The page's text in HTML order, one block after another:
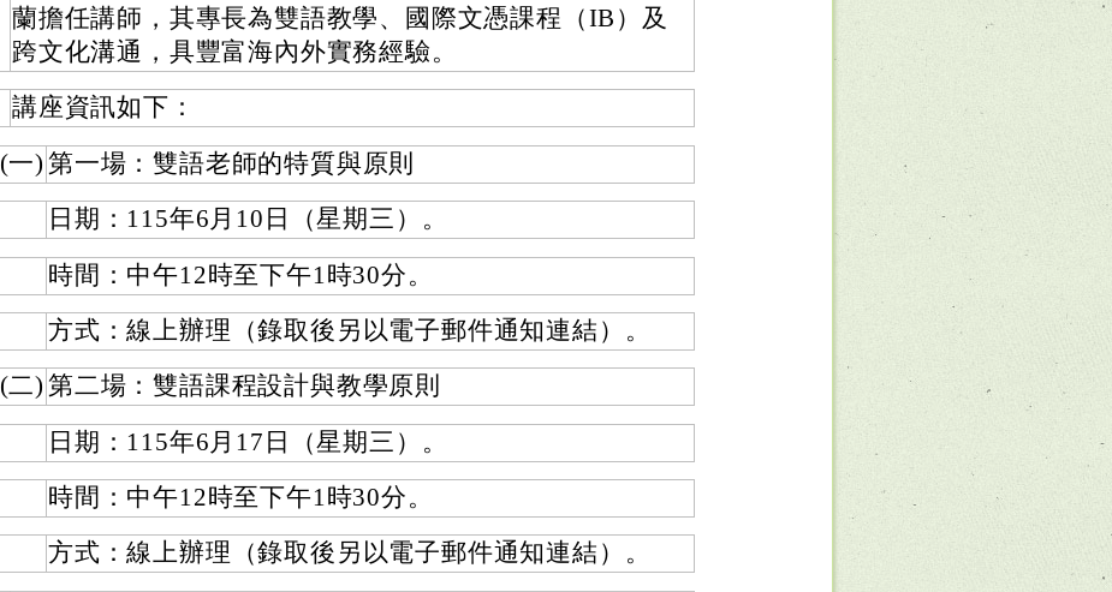
蘭擔任講師，其專長為雙語教學、國際文憑課程（IB）及
跨文化溝通，具豐富海內外實務經驗。
講座資訊如下：
(一) 第一場：雙語老師的特質與原則
日期：115年6月10日（星期三）。
時間：中午12時至下午1時30分。
方式：線上辦理（錄取後另以電子郵件通知連結）。
(二) 第二場：雙語課程設計與教學原則
日期：115年6月17日（星期三）。
時間：中午12時至下午1時30分。
方式：線上辦理（錄取後另以電子郵件通知連結）。